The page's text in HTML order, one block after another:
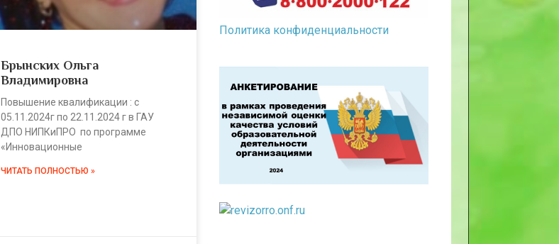
Брынских Ольга
Владимировна
Повышение квалификации : с
05.11.2024г по 22.11.2024 г в ГАУ
ДПО НИПКиПРО по программе
«Инновационные
ЧИТАТЬ ПОЛНОСТЬЮ »
Политика конфиденциальности